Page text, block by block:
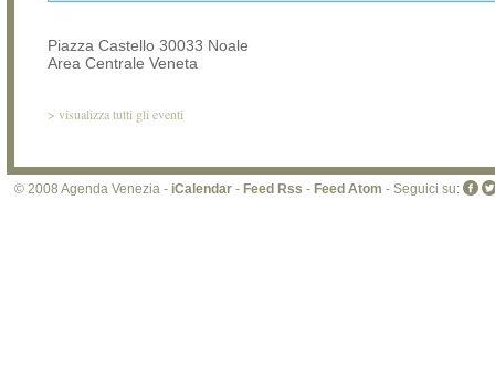
Piazza Castello 30033 Noale
Area Centrale Veneta
> visualizza tutti gli eventi
© 2008 Agenda Venezia - iCalendar - Feed Rss - Feed Atom - Seguici su: